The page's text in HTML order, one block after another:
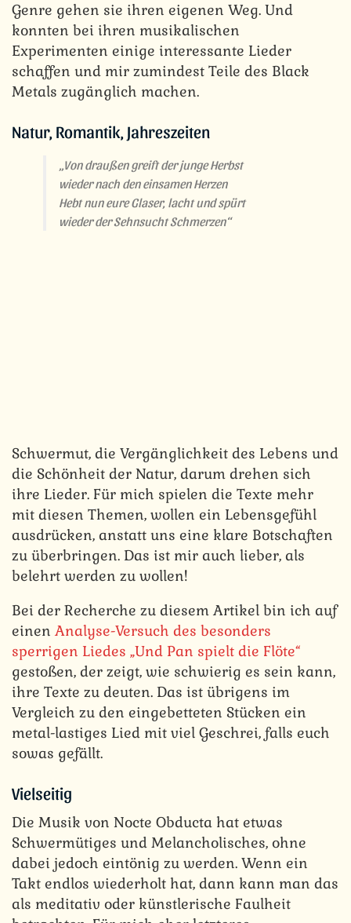
Genre gehen sie ihren eigenen Weg. Und
konnten bei ihren musikalischen
Experimenten einige interessante Lieder
schaffen und mir zumindest Teile des Black
Metals zugänglich machen.
Natur, Romantik, Jahreszeiten
„Von draußen greift der junge Herbst
wieder nach den einsamen Herzen
Hebt nun eure Glaser, lacht und spürt
wieder der Sehnsucht Schmerzen“
Schwermut, die Vergänglichkeit des Lebens und
die Schönheit der Natur, darum drehen sich
ihre Lieder. Für mich spielen die Texte mehr
mit diesen Themen, wollen ein Lebensgefühl
ausdrücken, anstatt uns eine klare Botschaften
zu überbringen. Das ist mir auch lieber, als
belehrt werden zu wollen!
Bei der Recherche zu diesem Artikel bin ich auf
einenAnalyse-Versuch des besonders
sperrigen Liedes „Und Pan spielt die Flöte“
gestoßen, der zeigt, wie schwierig es sein kann,
ihre Texte zu deuten. Das ist übrigens im
Vergleich zu den eingebetteten Stücken ein
metal-lastiges Lied mit viel Geschrei, falls euch
sowas gefällt.
Vielseitig
Die Musik von Nocte Obducta hat etwas
Schwermütiges und Melancholisches, ohne
dabei jedoch eintönig zu werden. Wenn ein
Takt endlos wiederholt hat, dann kann man das
als meditativ oder künstlerische Faulheit